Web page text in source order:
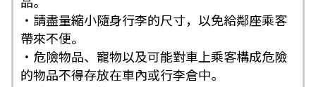
・請盡量縮小隨身行李的尺寸，以免給鄰座乘客
帶來不便。
・危險物品、寵物以及可能對車上乘客構成危險
的物品不得存放在車內或行李倉中。